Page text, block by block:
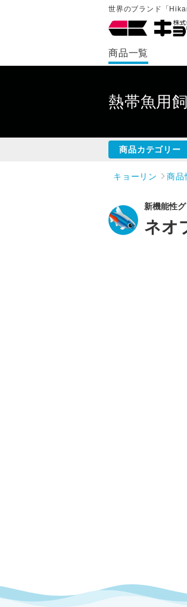
世界のブランド「
商品一覧
熱帯魚用
商品カテゴリー
金魚用
キョーリン 商品
新機能性
ネオ